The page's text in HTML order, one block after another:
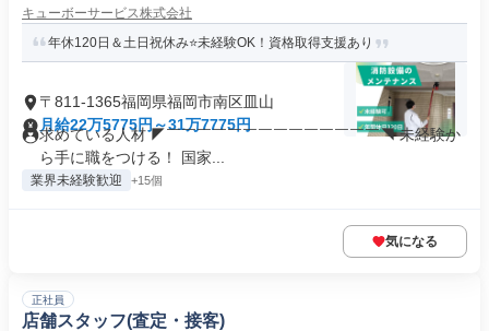
キューボーサービス株式会社
年休120日＆土日祝休み⭐未経験OK！資格取得支援あり
〒811-1365福岡県福岡市南区皿山
月給22万5775円～31万7775円
求めている人材 ◤￣￣￣￣￣￣￣￣￣￣￣￣￣￣◥ 未経験か
ら手に職をつける！ 国家...
業界未経験歓迎 +15個
気になる
正社員
店舗スタッフ(査定・接客)